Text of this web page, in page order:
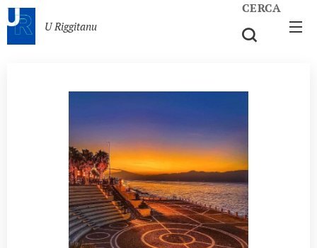
U Riggitanu
CERCA